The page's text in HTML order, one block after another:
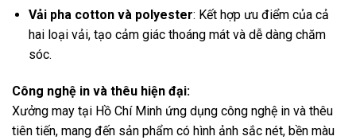
Vải pha cotton và polyester: Kết hợp ưu điểm của cả
hai loại vải, tạo cảm giác thoáng mát và dễ dàng chăm
sóc.
Công nghệ in và thêu hiện đại:
Xưởng may tại Hồ Chí Minh ứng dụng công nghệ in và thêu
tiên tiến, mang đến sản phẩm có hình ảnh sắc nét, bền màu